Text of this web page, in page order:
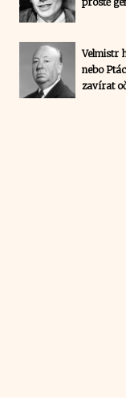
Velmistr
nebo
zavírat